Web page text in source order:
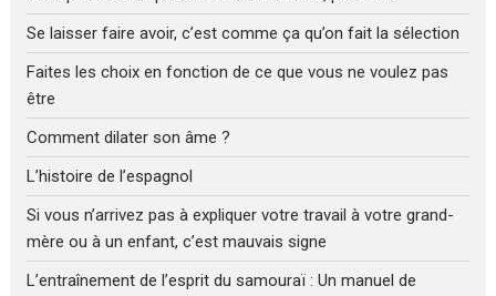
Se laisser faire avoir, c’est comme ça qu’on fait la sélection
Faites les choix en fonction de ce que vous ne voulez pas
être
Comment dilater son âme ?
L’histoire de l’espagnol
Si vous n’arrivez pas à expliquer votre travail à votre grand-
mère ou à un enfant, c’est mauvais signe
L’entraînement de l’esprit du samouraï : Un manuel de